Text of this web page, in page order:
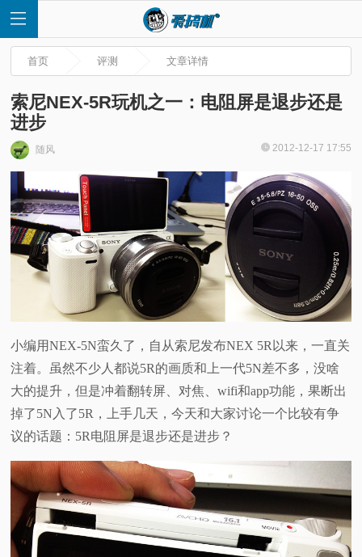
首
页
快
测
视
频
科
普
体
首页 评测 文章详情
索尼NEX-5R玩机之一：电阻屏是退步还是
进步
随风 2012-12-17 17:55
小编用NEX-5N蛮久了，自从索尼发布NEX 5R以来，一直关
注着。虽然不少人都说5R的画质和上一代5N差不多，没啥
大的提升，但是冲着翻转屏、对焦、wifi和app功能，果断出
掉了5N入了5R，上手几天，今天和大家讨论一个比较有争
议的话题：5R电阻屏是退步还是进步？